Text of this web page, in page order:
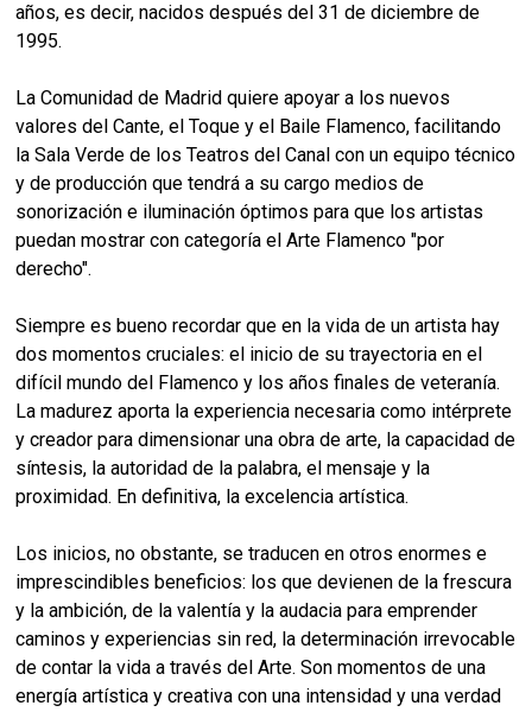
años, es decir, nacidos después del 31 de diciembre de
1995.
La Comunidad de Madrid quiere apoyar a los nuevos
valores del Cante, el Toque y el Baile Flamenco, facilitando
la Sala Verde de los Teatros del Canal con un equipo técnico
y de producción que tendrá a su cargo medios de
sonorización e iluminación óptimos para que los artistas
puedan mostrar con categoría el Arte Flamenco "por
derecho".
Siempre es bueno recordar que en la vida de un artista hay
dos momentos cruciales: el inicio de su trayectoria en el
difícil mundo del Flamenco y los años finales de veteranía.
La madurez aporta la experiencia necesaria como intérprete
y creador para dimensionar una obra de arte, la capacidad de
síntesis, la autoridad de la palabra, el mensaje y la
proximidad. En definitiva, la excelencia artística.
Los inicios, no obstante, se traducen en otros enormes e
imprescindibles beneficios: los que devienen de la frescura
y la ambición, de la valentía y la audacia para emprender
caminos y experiencias sin red, la determinación irrevocable
de contar la vida a través del Arte. Son momentos de una
energía artística y creativa con una intensidad y una verdad